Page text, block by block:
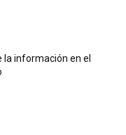
la información en el